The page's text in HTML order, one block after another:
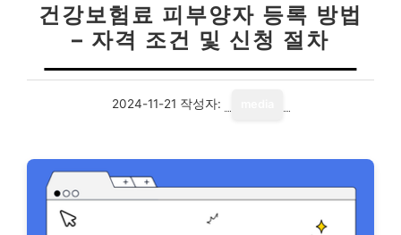
건강보험료 피부양자 등록 방법
– 자격 조건 및 신청 절차
2024-11-21 작성자: